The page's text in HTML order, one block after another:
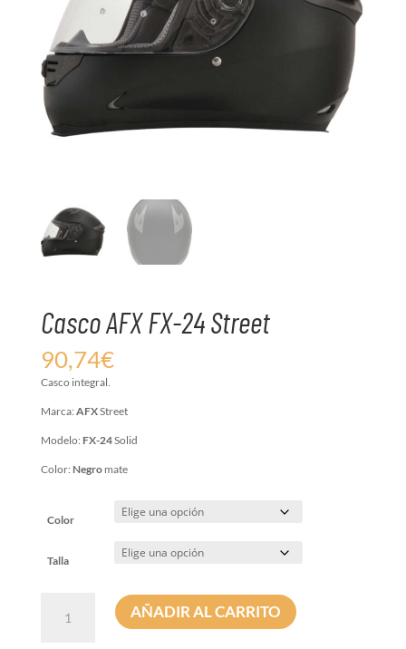
Casco AFX FX-24 Street
90,74€
Casco integral.
Marca: AFXStreet
Modelo: FX-24Solid
Color: Negromate
Color
Talla
AÑADIR AL CARRITO